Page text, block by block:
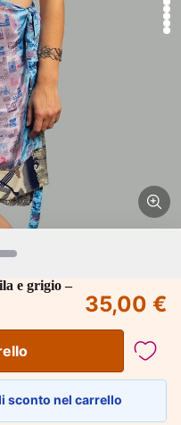
e grigio –
35,00 €
sconto nel carrello